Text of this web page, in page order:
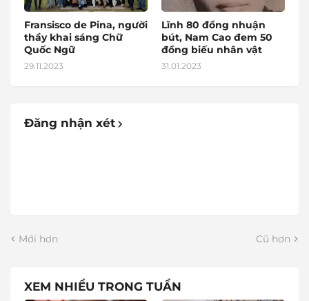
Fransisco de Pina, người
thầy khai sáng Chữ
Quốc Ngữ
29.11.2023
Lĩnh 80 đồng nhuận
bút, Nam Cao đem 50
đồng biếu nhân vật
31.01.2023
Đăng nhận xét
Mới hơn Cũ hơn
XEM NHIỀU TRONG TUẦN